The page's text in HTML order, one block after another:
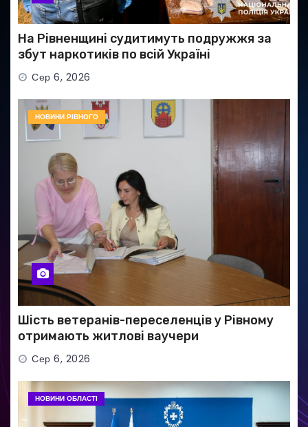
На Рівненщині судитимуть подружжя за
збут наркотиків по всій Україні
Сер 6, 2026
НОВИНИ РІВНОГО
Шість ветеранів-переселенців у Рівному
отримають житлові ваучери
Сер 6, 2026
НОВИНИ ОБЛАСТІ